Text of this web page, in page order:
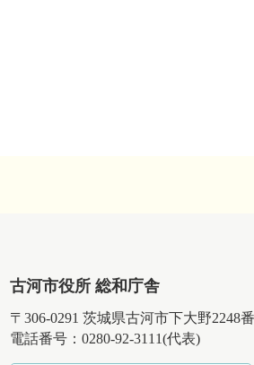
古河市役所 総和庁舎
〒306-0291 茨城県古河市下大野2248
電話番号：0280-92-3111(代表)